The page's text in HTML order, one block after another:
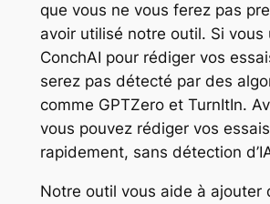
que vous ne vous ferez pas
avoir utilisé notre outil. Si vous
ConchAI pour rédiger vos
serez pas détecté par des
comme GPTZero et TurnItIn.
vous pouvez rédiger vos
rapidement, sans détection
Notre outil vous aide à ajouter